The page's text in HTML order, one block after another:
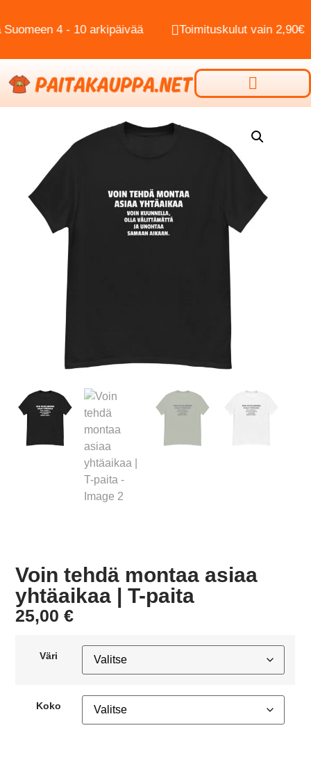
4 - 10 arkipäivää Toimituskulut vain 2,90€
Voin tehdä montaa asiaa
yhtäaikaa | T-paita
25,00€
Väri
Koko